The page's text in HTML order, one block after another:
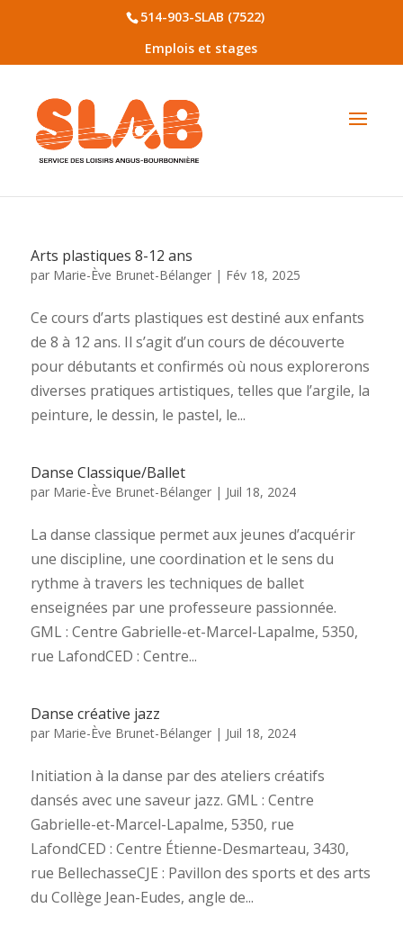
514-903-SLAB (7522)
Emplois et stages
Arts plastiques 8-12 ans
par Marie-Ève Brunet-Bélanger| Fév 18, 2025
Ce cours d’arts plastiques est destiné aux enfants
de 8 à 12 ans. Il s’agit d’un cours de découverte
pour débutants et confirmés où nous explorerons
diverses pratiques artistiques, telles que l’argile, la
peinture, le dessin, le pastel, le...
Danse Classique/Ballet
par Marie-Ève Brunet-Bélanger| Juil 18, 2024
La danse classique permet aux jeunes d’acquérir
une discipline, une coordination et le sens du
rythme à travers les techniques de ballet
enseignées par une professeure passionnée.
GML : Centre Gabrielle-et-Marcel-Lapalme, 5350,
rue LafondCED : Centre...
Danse créative jazz
par Marie-Ève Brunet-Bélanger| Juil 18, 2024
Initiation à la danse par des ateliers créatifs
dansés avec une saveur jazz. GML : Centre
Gabrielle-et-Marcel-Lapalme, 5350, rue
LafondCED : Centre Étienne-Desmarteau, 3430,
rue BellechasseCJE : Pavillon des sports et des arts
du Collège Jean-Eudes, angle de...